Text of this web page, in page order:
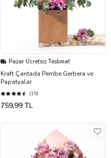
Pazar Ücretsiz Teslimat
Kraft Çantada Pembe Gerbera ve
Papatyalar
(15)
759,99 TL